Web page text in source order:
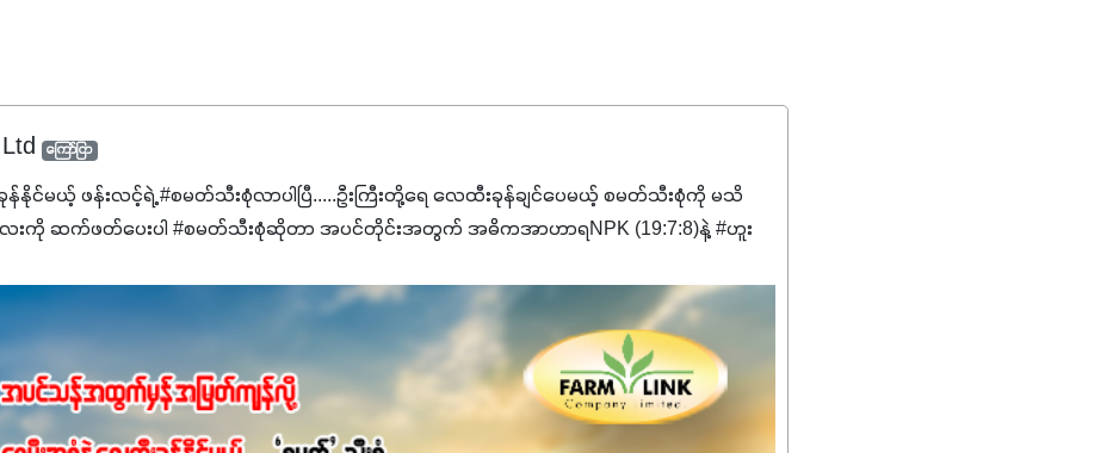
ကြော်ငြာ
နိုင်မယ့် ဖန်းလင့်ရဲ့ #စမတ်သီးစုံလာပါပြီ.....ဦးကြီးတို့ရေ ‌လေထီးခုန်ချင်ပေမယ့် စမတ်သီးစုံကို မသိ
ေးကို ဆက်ဖတ်‌ပေးပါ #စမတ်သီးစုံဆိုတာ အပင်တိုင်းအတွက် အဓိကအာဟာရNPK (19:7:8)နဲ့ #ဟူး
ပေါင်းစပ်ထားတဲ့ ကွန်ပေါင်းဓာတ်မြေဩဇာဖြစ်ပါတယ်။ အဓိကအကျိုးကျေးဇူးတွေအနေနဲ့ကတော့
ဝင်တဲ့အတွက် ကလိုရိုဖီးလ်ဖွဲ့စည်းမှုကို အားပေးကာ သီးနှံပင်များ၏အရွက်များစိမ်းလန်းသန်စွမ်းပြီး အစာ
းစေပါတယ်။ အပင်၏ပင်ပိုင်းကြီးထွားမှုကို တိုးမြင့်စေကာ အပင်သန်၍ အကြီးမြန်စေပါတယ်။
7%ပါဝင်မှုကြောင့် အပင်ရဲ့ အမြစ်ဖွဲ့စည်းတည်ဆောက်မှုကို ပို၍သန်မာလာအောင် အားပေးပါ
ပွင့်ခြင်း၊အသီးသီးခြင်း၊အစေ့တည်ခြင်းလုပ်ငန်းစဉ်များကိုလည်း အားပေးပါတယ်။ လုံလောက်တဲ့
အပင်ရဲ့ ရောဂါဒဏ်၊ရာသီဥတုဒဏ်ခံနိုင်ရည်ရှိမှုကို မြင့်တက်စေပြီး အသီးအရည်အသွေး၊ အရွယ်အစားနဲ့